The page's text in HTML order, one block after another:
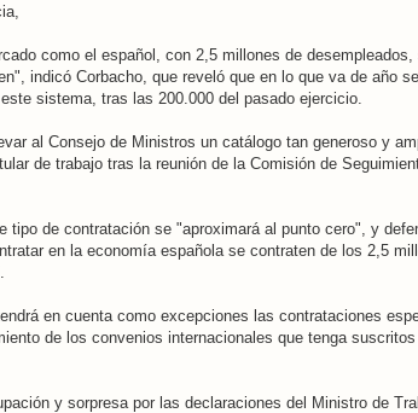
como el español, con 2,5 millones de desempleados,
indicó Corbacho, que reveló que en lo que va de año
sistema, tras las 200.000 del pasado ejercicio.
al Consejo de Ministros un catálogo tan generoso y
de trabajo tras la reunión de la Comisión de
tipo de contratación se "aproximará al punto cero", y
en la economía española se contraten de los 2,5
en cuenta como excepciones las contrataciones
de los convenios internacionales que tenga
y sorpresa por las declaraciones del Ministro de